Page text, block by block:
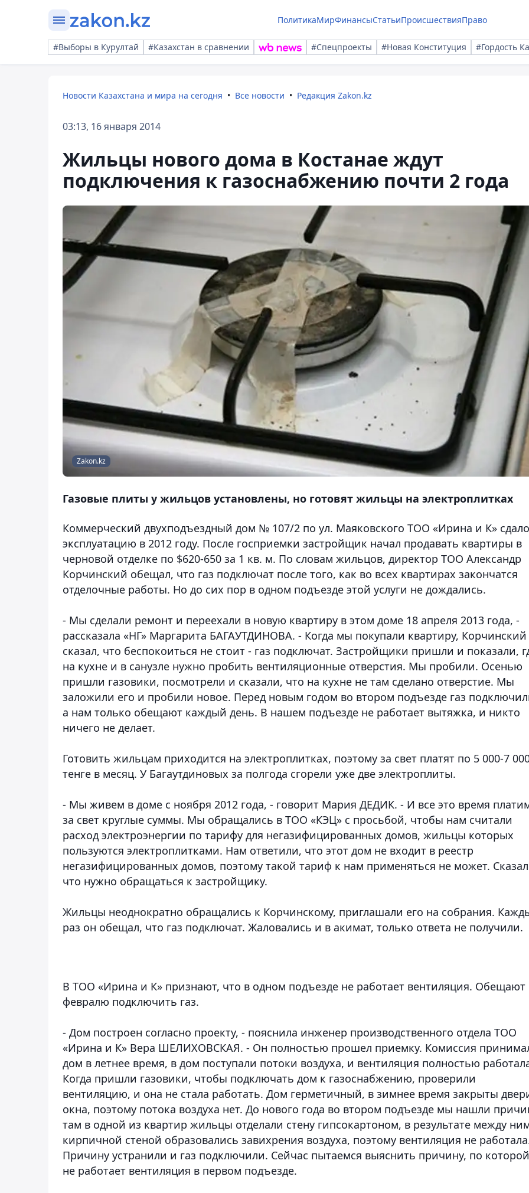
ПолитикаМирФинансыСтатьиПроисшествияПраво
#Выборы в Курултай #Казахстан в сравнении #Спецпроекты #Новая Конституция #Гордость
Новости Казахстана и мира на сегодня Все новости Редакция Zakon.kz
03:13, 16 января 2014
Жильцы нового дома в Костанае ждут
подключения к газоснабжению почти 2 года
Zakon.kz
Газовые плиты у жильцов установлены, но готовят жильцы на электроплитках
Коммерческий двухподъездный дом № 107/2 по ул. Маяковского ТОО «Ирина и К»
эксплуатацию в 2012 году. После госприемки застройщик начал продавать квартиры в
черновой отделке по $620-650 за 1 кв. м. По словам жильцов, директор ТОО Александр
Корчинский обещал, что газ подключат после того, как во всех квартирах закончатся
отделочные работы. Но до сих пор в одном подъезде этой услуги не дождались.
- Мы сделали ремонт и переехали в новую квартиру в этом доме 18 апреля 2013 года, -
рассказала «НГ» Маргарита БАГАУТДИНОВА. - Когда мы покупали квартиру, Корчинский
сказал, что беспокоиться не стоит - газ подключат. Застройщики пришли и показали,
на кухне и в санузле нужно пробить вентиляционные отверстия. Мы пробили. Осенью
пришли газовики, посмотрели и сказали, что на кухне не там сделано отверстие. Мы
заложили его и пробили новое. Перед новым годом во втором подъезде газ
а нам только обещают каждый день. В нашем подъезде не работает вытяжка, и никто
ничего не делает.
Готовить жильцам приходится на электроплитках, поэтому за свет платят по 5 000-7
тенге в месяц. У Багаутдиновых за полгода сгорели уже две электроплиты.
- Мы живем в доме с ноября 2012 года, - говорит Мария ДЕДИК. - И все это время
за свет круглые суммы. Мы обращались в ТОО «КЭЦ» с просьбой, чтобы нам считали
расход электроэнергии по тарифу для негазифицированных домов, жильцы которых
пользуются электроплитками. Нам ответили, что этот дом не входит в реестр
негазифицированных домов, поэтому такой тариф к нам применяться не может.
что нужно обращаться к застройщику.
Жильцы неоднократно обращались к Корчинскому, приглашали его на собрания.
раз он обещал, что газ подключат. Жаловались и в акимат, только ответа не получили.
В ТОО «Ирина и К» признают, что в одном подъезде не работает вентиляция. Обещают
февралю подключить газ.
- Дом построен согласно проекту, - пояснила инженер производственного отдела ТОО
«Ирина и К» Вера ШЕЛИХОВСКАЯ. - Он полностью прошел приемку. Комиссия
дом в летнее время, в дом поступали потоки воздуха, и вентиляция полностью
Когда пришли газовики, чтобы подключать дом к газоснабжению, проверили
вентиляцию, и она не стала работать. Дом герметичный, в зимнее время закрыты
окна, поэтому потока воздуха нет. До нового года во втором подъезде мы нашли
там в одной из квартир жильцы отделали стену гипсокартоном, в результате между
кирпичной стеной образовались завихрения воздуха, поэтому вентиляция не
Причину устранили и газ подключили. Сейчас пытаемся выяснить причину, по которой
не работает вентиляция в первом подъезде.